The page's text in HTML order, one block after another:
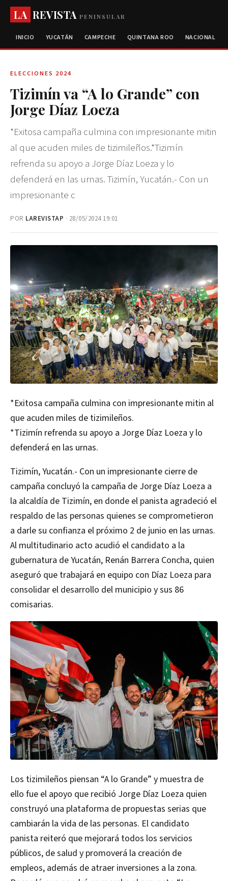
LA REVISTAPENINSULAR
INICIO YUCATÁN CAMPECHE QUINTANA ROO NACIONAL
ELECCIONES 2024
Tizimín va “A lo Grande” con
Jorge Díaz Loeza
*Exitosa campaña culmina con impresionante mitin
al que acuden miles de tizimileños.*Tizimín
refrenda su apoyo a Jorge Díaz Loeza y lo
defenderá en las urnas. Tizimín, Yucatán.- Con un
impresionante c
POR LAREVISTAP · 28/05/2024 19:01
*Exitosa campaña culmina con impresionante mitin al
que acuden miles de tizimileños.
*Tizimín refrenda su apoyo a Jorge Díaz Loeza y lo
defenderá en las urnas.
Tizimín, Yucatán.- Con un impresionante cierre de
campaña concluyó la campaña de Jorge Díaz Loeza a
la alcaldía de Tizimín, en donde el panista agradeció el
respaldo de las personas quienes se comprometieron
a darle su confianza el próximo 2 de junio en las urnas.
Al multitudinario acto acudió el candidato a la
gubernatura de Yucatán, Renán Barrera Concha, quien
aseguró que trabajará en equipo con Díaz Loeza para
consolidar el desarrollo del municipio y sus 86
comisarias.
Los tizimileños piensan “A lo Grande” y muestra de
ello fue el apoyo que recibió Jorge Díaz Loeza quien
construyó una plataforma de propuestas serias que
cambiarán la vida de las personas. El candidato
panista reiteró que mejorará todos los servicios
públicos, de salud y promoverá la creación de
empleos, además de atraer inversiones a la zona.